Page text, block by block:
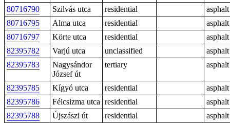
80716790 Szilvás utca residential
asphalt
80716795
Alma utca residential
asphalt
80716797
Körte utca residential
asphalt
82395782
Varjú utca unclassified
asphalt
82395783
Nagysándor
József út
tertiary asphalt
82395785 Kígyó utca residential
asphalt
82395786
Félcsizma utca residential
asphalt
82395788
Újszászi út residential
asphalt